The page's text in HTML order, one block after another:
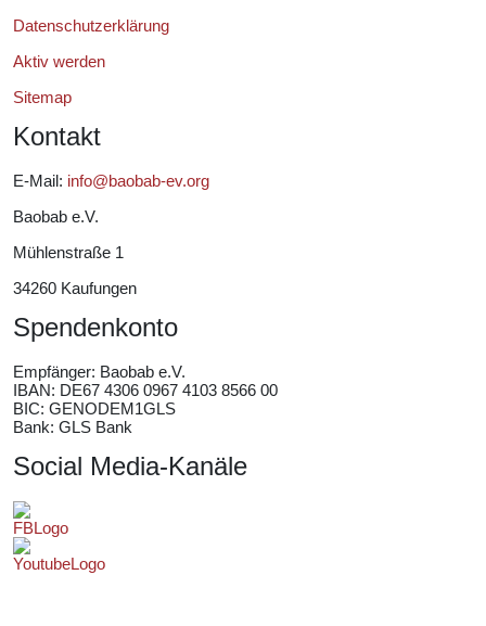
Datenschutzerklärung
Aktiv werden
Sitemap
Kontakt
E-Mail: info@baobab-ev.org
Baobab e.V.
Mühlenstraße 1
34260 Kaufungen
Spendenkonto
Empfänger: Baobab e.V.
IBAN: DE67 4306 0967 4103 8566 00
BIC: GENODEM1GLS
Bank: GLS Bank
Social Media-Kanäle